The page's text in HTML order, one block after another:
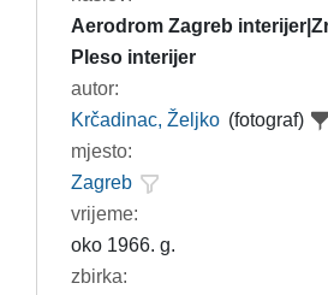
Aerodrom Zagreb
Pleso interijer
autor:
Krčadinac, Željko (fotograf)
mjesto:
Zagreb
vrijeme:
oko 1966. g.
zbirka: